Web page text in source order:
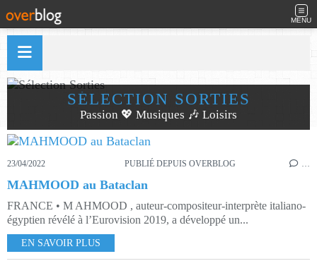
MENU
SÉLECTION SORTIES
Passion 💖 Musiques 🎶 Loisirs
23/04/2022 PUBLIÉ DEPUIS OVERBLOG …
MAHMOOD au Bataclan
FRANCE • M AHMOOD , auteur-compositeur-interprète italiano-
égyptien révélé à l’Eurovision 2019, a développé un...
EN SAVOIR PLUS